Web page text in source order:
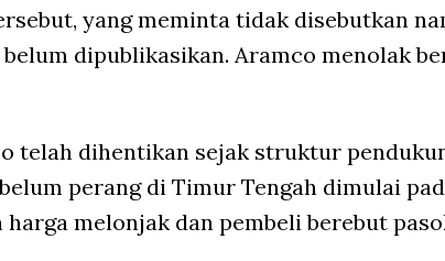
yang meminta tidak disebutkan
dipublikasikan. Aramco menolak
telah dihentikan sejak struktur
perang di Timur Tengah dimulai
harga melonjak dan pembeli berebut